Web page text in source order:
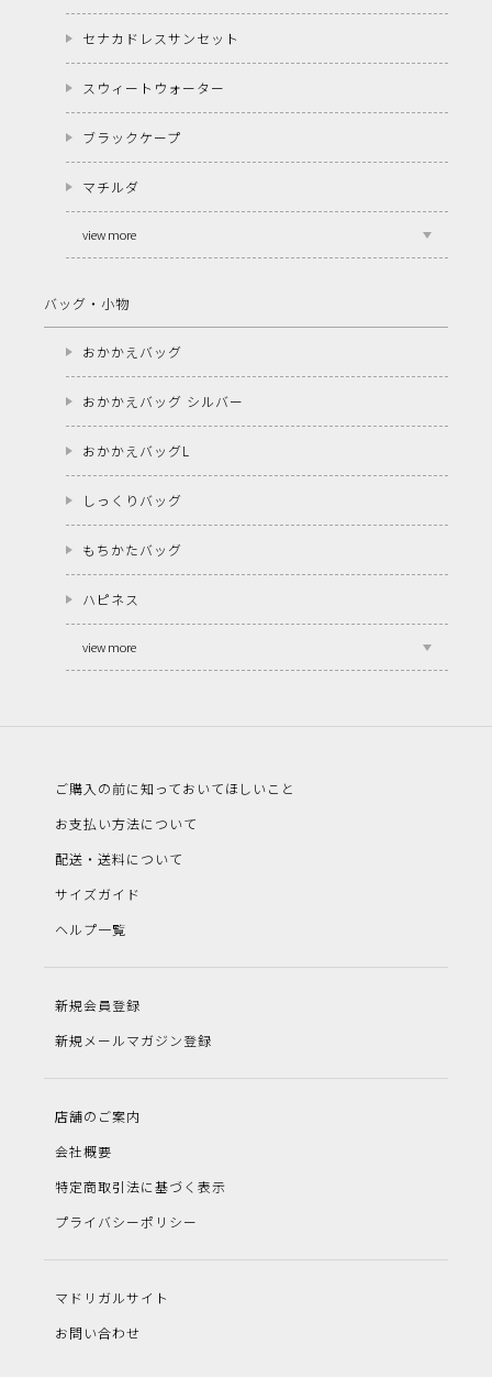
セナカドレスサンセット
スウィートウォーター
ブラックケープ
マチルダ
view more
バッグ・小物
おかかえバッグ
おかかえバッグ シルバー
おかかえバッグL
しっくりバッグ
もちかたバッグ
ハピネス
view more
ご購入の前に知っておいてほしいこと
お支払い方法について
配送・送料について
サイズガイド
ヘルプ一覧
新規会員登録
新規メールマガジン登録
店舗のご案内
会社概要
特定商取引法に基づく表示
プライバシーポリシー
マドリガルサイト
お問い合わせ